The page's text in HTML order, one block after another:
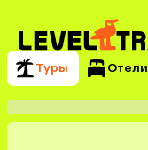
Туры Отели